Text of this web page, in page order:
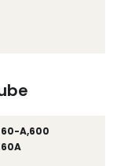
60-A,600